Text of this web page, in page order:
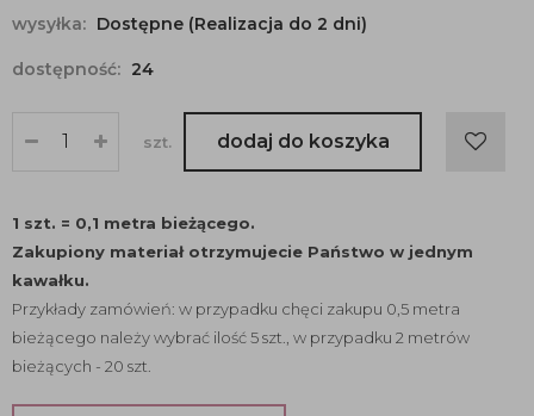
wysyłka: Dostępne (Realizacja do 2 dni)
dostępność: 24
szt. dodaj do koszyka
1 szt. = 0,1 metra bieżącego.
Zakupiony materiał otrzymujecie Państwo w jednym
kawałku.
Przykłady zamówień: w przypadku chęci zakupu 0,5 metra
bieżącego należy wybrać ilość 5 szt., w przypadku 2 metrów
bieżących - 20 szt.